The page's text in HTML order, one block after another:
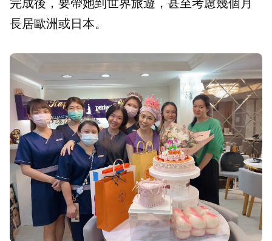
完成後，要帶她到世界旅遊，甚至考慮幾個月
長居歐洲或日本。